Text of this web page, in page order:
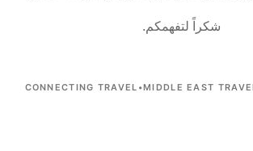
شكراً لتفهمكم.
CONNECTING TRAVEL •MIDDLE EAST